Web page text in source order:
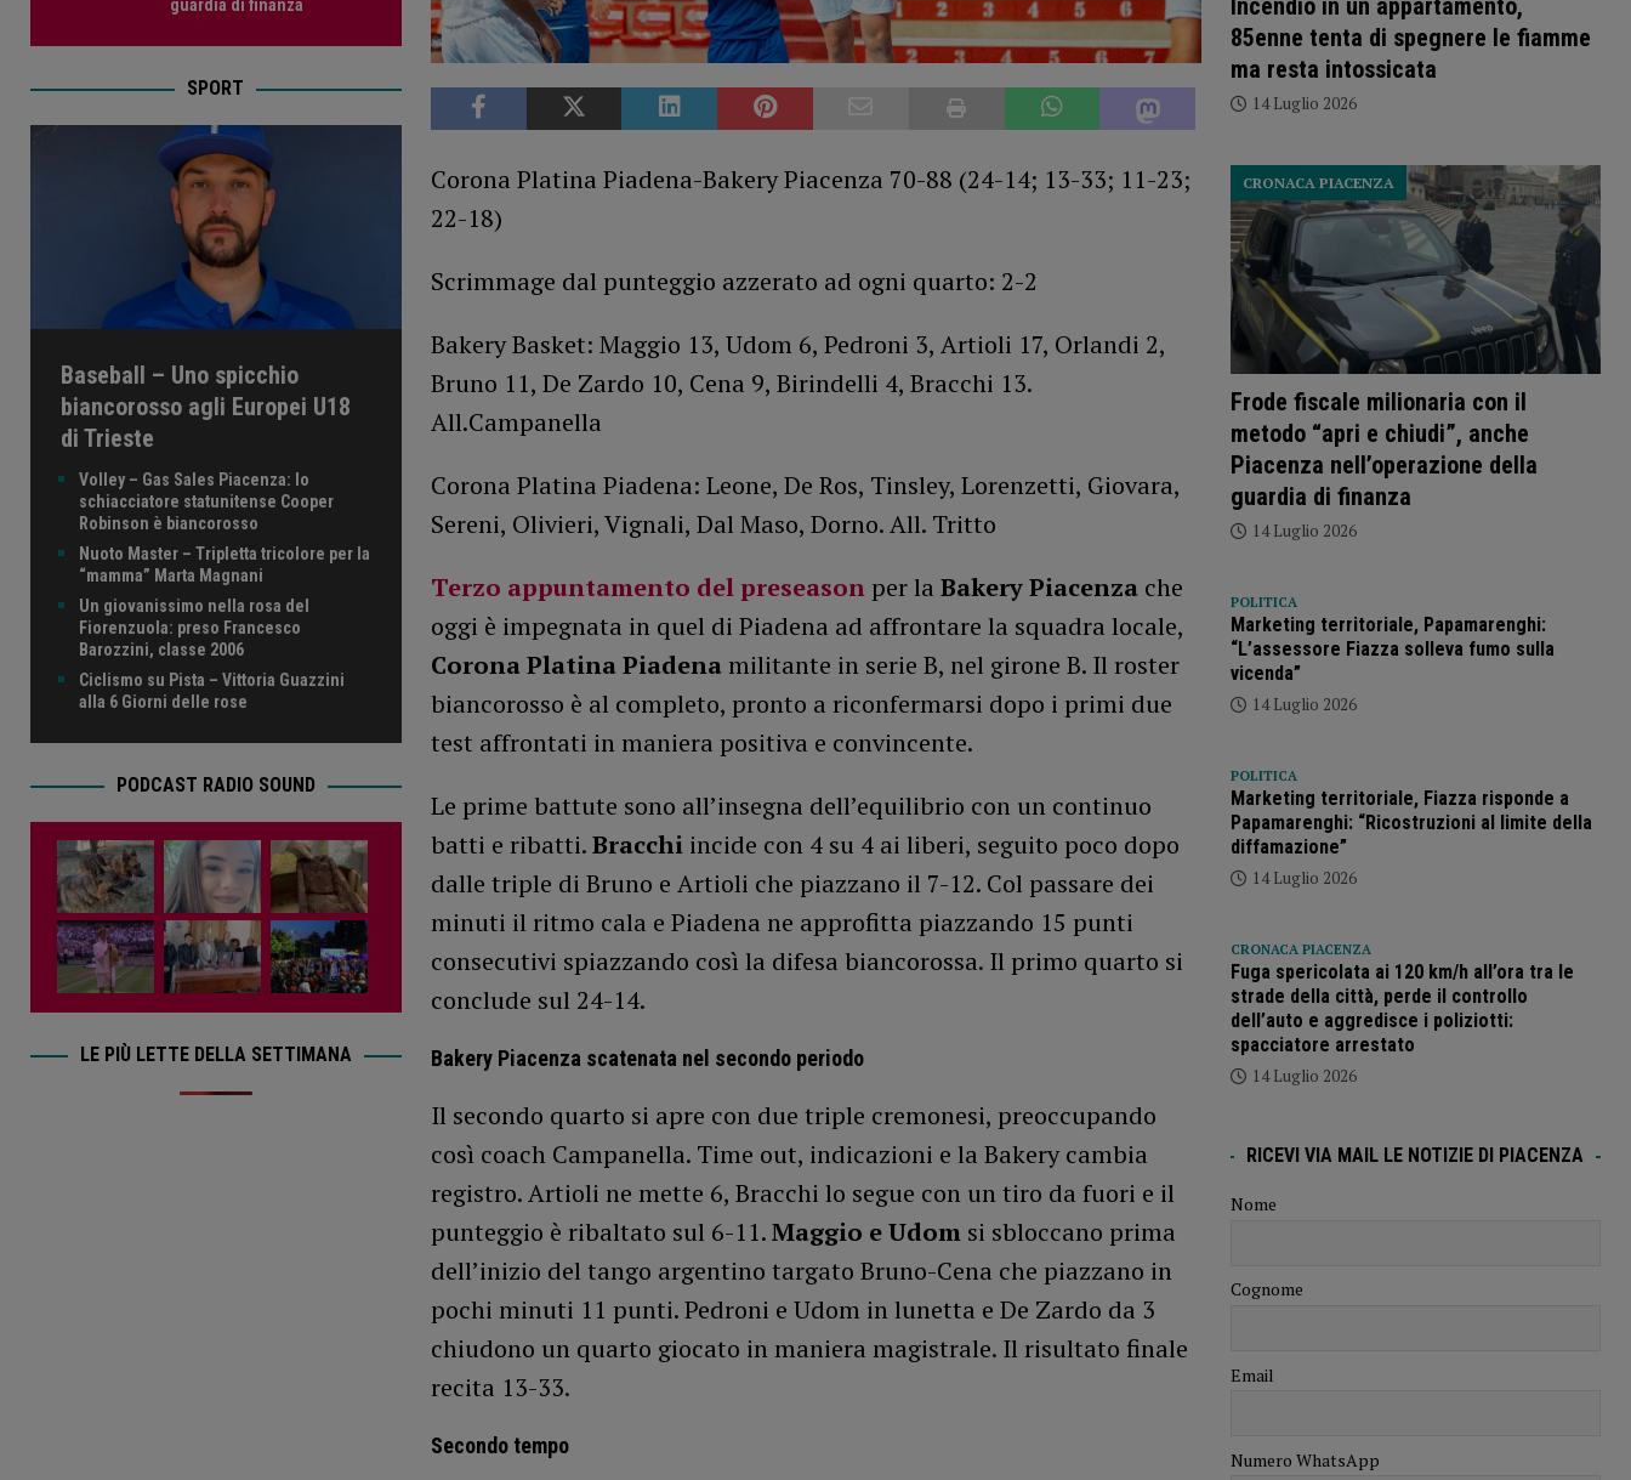
Corona Platina Piadena-Bakery Piacenza 70-88 (24-14; 13-33; 11-23;
22-18)
Scrimmage dal punteggio azzerato ad ogni quarto: 2-2
Bakery Basket: Maggio 13, Udom 6, Pedroni 3, Artioli 17, Orlandi 2,
Bruno 11, De Zardo 10, Cena 9, Birindelli 4, Bracchi 13.
All.Campanella
Corona Platina Piadena: Leone, De Ros, Tinsley, Lorenzetti, Giovara,
Sereni, Olivieri, Vignali, Dal Maso, Dorno. All. Tritto
Terzo appuntamento del preseasonper la Bakery Piacenzache
oggi è impegnata in quel di Piadena ad affrontare la squadra locale,
Corona Platina Piadenamilitante in serie B, nel girone B. Il roster
biancorosso è al completo, pronto a riconfermarsi dopo i primi due
test affrontati in maniera positiva e convincente.
Le prime battute sono all’insegna dell’equilibrio con un continuo
batti e ribatti.Bracchi incide con 4 su 4 ai liberi, seguito poco dopo
dalle triple di Bruno e Artioli che piazzano il 7-12. Col passare dei
minuti il ritmo cala e Piadena ne approfitta piazzando 15 punti
consecutivi spiazzando così la difesa biancorossa. Il primo quarto si
conclude sul 24-14.
Bakery Piacenza scatenata nel secondo periodo
Il secondo quarto si apre con due triple cremonesi, preoccupando
così coach Campanella. Time out, indicazioni e la Bakery cambia
registro. Artioli ne mette 6, Bracchi lo segue con un tiro da fuori e il
punteggio è ribaltato sul 6-11.Maggio e Udomsi sbloccano prima
dell’inizio del tango argentino targato Bruno-Cena che piazzano in
pochi minuti 11 punti. Pedroni e Udom in lunetta e De Zardo da 3
chiudono un quarto giocato in maniera magistrale. Il risultato finale
recita 13-33.
Secondo tempo
guardia di finanza
SPORT
Baseball – Uno spicchio
biancorosso agli Europei U18
di Trieste
Volley – Gas Sales Piacenza: lo
schiacciatore statunitense Cooper
Robinson è biancorosso
Nuoto Master – Tripletta tricolore per la
“mamma” Marta Magnani
Un giovanissimo nella rosa del
Fiorenzuola: preso Francesco
Barozzini, classe 2006
Ciclismo su Pista – Vittoria Guazzini
alla 6 Giorni delle rose
PODCAST RADIO SOUND
LE PIÙ LETTE DELLA SETTIMANA
Incendio in un appartamento,
85enne tenta di spegnere le fiamme
ma resta intossicata
14 Luglio 2026
Frode fiscale milionaria con il
metodo “apri e chiudi”, anche
Piacenza nell’operazione della
guardia di finanza
CRONACA PIACENZA
14 Luglio 2026
POLITICA
Marketing territoriale, Papamarenghi:
“L’assessore Fiazza solleva fumo sulla
vicenda”
14 Luglio 2026
POLITICA
Marketing territoriale, Fiazza risponde a
Papamarenghi: “Ricostruzioni al limite della
diffamazione”
14 Luglio 2026
CRONACA PIACENZA
Fuga spericolata ai 120 km/h all’ora tra le
strade della città, perde il controllo
dell’auto e aggredisce i poliziotti:
spacciatore arrestato
14 Luglio 2026
RICEVI VIA MAIL LE NOTIZIE DI PIACENZA
Nome
Cognome
Email
Numero WhatsApp